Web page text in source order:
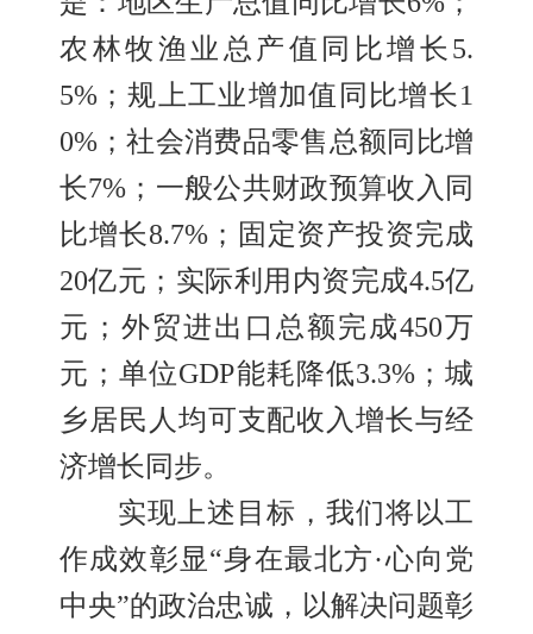
农林牧渔业总产值同比增长5.
5%；规上工业增加值同比增长1
0%；社会消费品零售总额同比增
长7%；一般公共财政预算收入同
比增长8.7%；固定资产投资完成
20亿元；实际利用内资完成4.5亿
元；外贸进出口总额完成450万
元；单位GDP能耗降低3.3%；城
乡居民人均可支配收入增长与经
济增长同步。
实现上述目标， 我们将以工
作成效彰显“身在最北方·心向党
中央”的政治忠诚，以解决问题彰